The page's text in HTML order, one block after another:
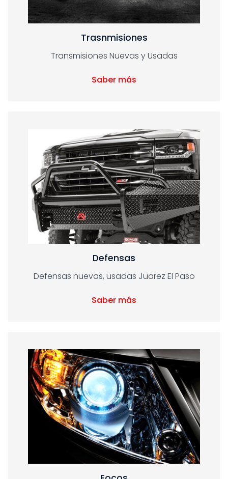
Trasnmisiones
Transmisiones Nuevas y Usadas
Saber más
Defensas
Defensas nuevas, usadas Juarez El Paso
Saber más